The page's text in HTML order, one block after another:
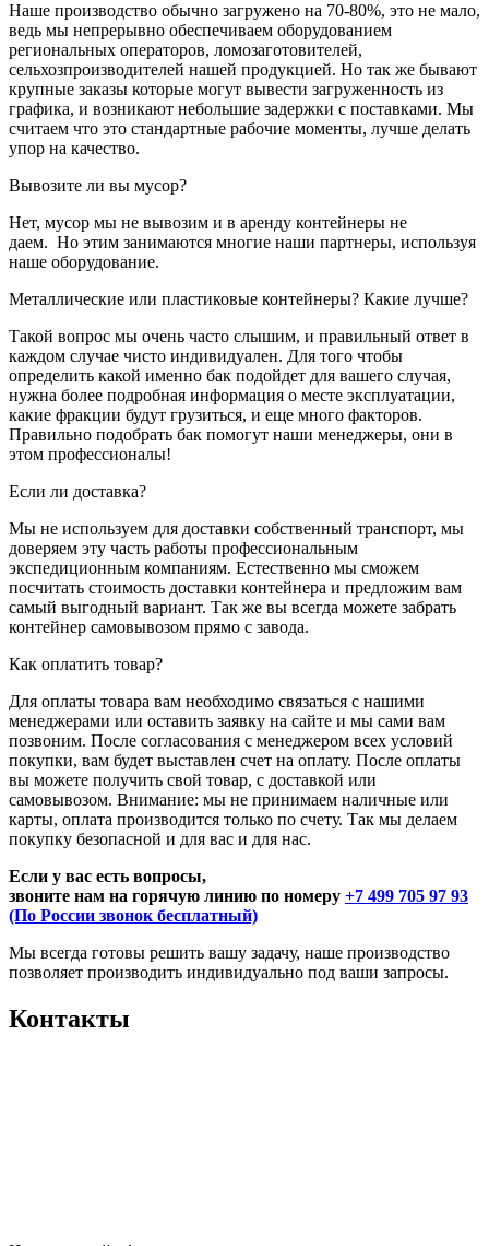
Наше производство обычно загружено на 70-80%, это не мало,
ведь мы непрерывно обеспечиваем оборудованием
региональных операторов, ломозаготовителей,
сельхозпроизводителей нашей продукцией. Но так же бывают
крупные заказы которые могут вывести загруженность из
графика, и возникают небольшие задержки с поставками. Мы
считаем что это стандартные рабочие моменты, лучше делать
упор на качество.
Вывозите ли вы мусор?
Нет, мусор мы не вывозим и в аренду контейнеры не
даем. Но этим занимаются многие наши партнеры, используя
наше оборудование.
Металлические или пластиковые контейнеры? Какие лучше?
Такой вопрос мы очень часто слышим, и правильный ответ в
каждом случае чисто индивидуален. Для того чтобы
определить какой именно бак подойдет для вашего случая,
нужна более подробная информация о месте эксплуатации,
какие фракции будут грузиться, и еще много факторов.
Правильно подобрать бак помогут наши менеджеры, они в
этом профессионалы!
Если ли доставка?
Мы не используем для доставки собственный транспорт, мы
доверяем эту часть работы профессиональным
экспедиционным компаниям. Естественно мы сможем
посчитать стоимость доставки контейнера и предложим вам
самый выгодный вариант. Так же вы всегда можете забрать
контейнер самовывозом прямо с завода.
Как оплатить товар?
Для оплаты товара вам необходимо связаться с нашими
менеджерами или оставить заявку на сайте и мы сами вам
позвоним. После согласования с менеджером всех условий
покупки, вам будет выставлен счет на оплату. После оплаты
вы можете получить свой товар, с доставкой или
самовывозом. Внимание: мы не принимаем наличные или
карты, оплата производится только по счету. Так мы делаем
покупку безопасной и для вас и для нас.
Если у вас есть вопросы,
звоните нам на горячую линию по номеру +7 499 705 97 93
(По России звонок бесплатный)
Мы всегда готовы решить вашу задачу, наше производство
позволяет производить индивидуально под ваши запросы.
Контакты